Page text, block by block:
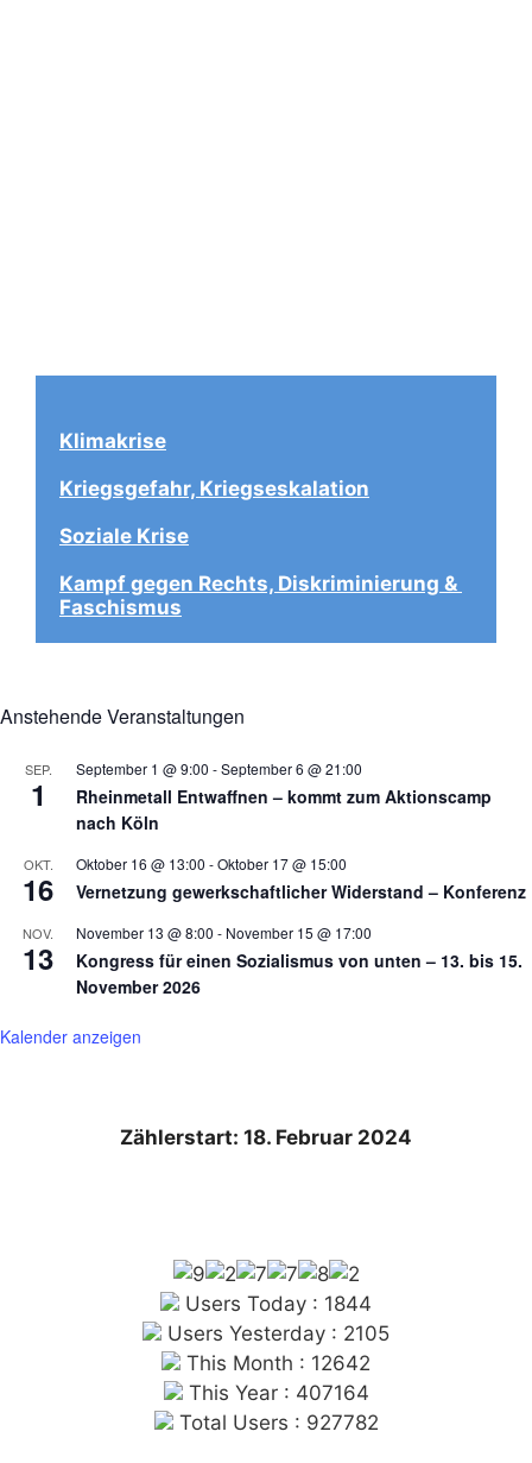
Klimakrise
Kriegsgefahr, Kriegseskalation
Soziale Krise
Kampf gegen Rechts, Diskriminierung &
Faschismus
Anstehende Veranstaltungen
SEP.
1
September 1 @ 9:00 -September 6 @ 21:00
Rheinmetall Entwaffnen – kommt zum Aktionscamp
nach Köln
OKT.
16
Oktober 16 @ 13:00 -Oktober 17 @ 15:00
Vernetzung gewerkschaftlicher Widerstand – Konferenz
NOV.
13
November 13 @ 8:00 - November 15 @ 17:00
Kongress für einen Sozialismus von unten – 13. bis 15.
November 2026
Kalender anzeigen
Zählerstart: 18. Februar 2024
Users Today : 1844
Users Yesterday : 2105
This Month : 12642
This Year : 407164
Total Users : 927782